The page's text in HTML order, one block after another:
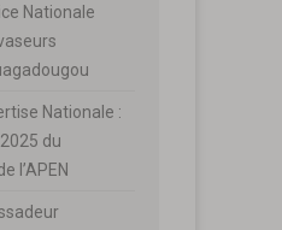
Nationale
Nationale :
du
l’APEN